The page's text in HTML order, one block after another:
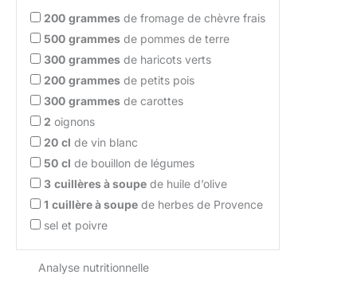
200 grammes de fromage de chèvre frais
500 grammes de pommes de terre
300 grammes de haricots verts
200 grammes de petits pois
300 grammes de carottes
2 oignons
20 cl de vin blanc
50 cl de bouillon de légumes
3 cuillères à soupe de huile d’olive
1 cuillère à soupe de herbes de Provence
sel et poivre
Analyse nutritionnelle